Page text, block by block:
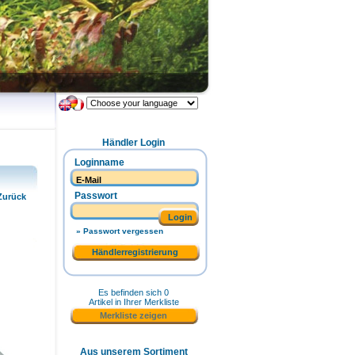
Händler Login
Loginname
Passwort
Login
» Passwort vergessen
Händlerregistrierung
Es befinden sich 0
Artikel in Ihrer Merkliste
Merkliste zeigen
Aus unserem Sortiment